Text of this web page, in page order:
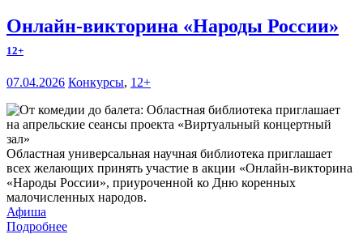
Онлайн-викторина «Народы России»
12+
07.04.2026 Конкурсы, 12+
Областная универсальная научная библиотека приглашает
всех желающих принять участие в акции «Онлайн-викторина
«Народы России», приуроченной ко Дню коренных
малочисленных народов.
Афиша
Подробнее